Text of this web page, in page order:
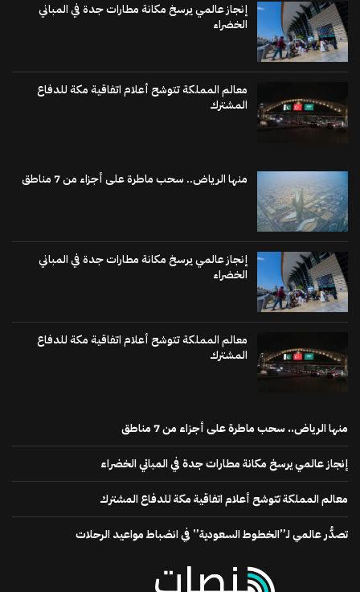
إنجاز عالمي يرسخ مكانة مطارات جدة في المباني
الخضراء
معالم المملكة تتوشح أعلام اتفاقية مكة للدفاع
المشترك
منها الرياض.. سحب ماطرة على أجزاء من 7 مناطق
إنجاز عالمي يرسخ مكانة مطارات جدة في المباني
الخضراء
معالم المملكة تتوشح أعلام اتفاقية مكة للدفاع
المشترك
منها الرياض.. سحب ماطرة على أجزاء من 7 مناطق
إنجاز عالمي يرسخ مكانة مطارات جدة في المباني الخضراء
معالم المملكة تتوشح أعلام اتفاقية مكة للدفاع المشترك
تصدُّر عالمي لـ”الخطوط السعودية” في انضباط مواعيد الرحلات